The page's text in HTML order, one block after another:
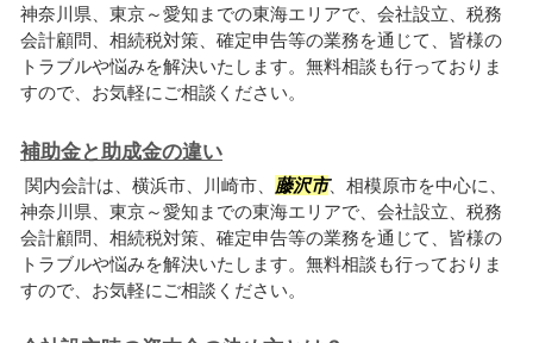
神奈川県、東京～愛知までの東海エリアで、会社設立、税務
会計顧問、相続税対策、確定申告等の業務を通じて、皆様の
トラブルや悩みを解決いたします。無料相談も行っておりま
すので、お気軽にご相談ください。
補助金と助成金の違い
関内会計は、横浜市、川崎市、 藤沢市、相模原市を中心に、
神奈川県、東京～愛知までの東海エリアで、会社設立、税務
会計顧問、相続税対策、確定申告等の業務を通じて、皆様の
トラブルや悩みを解決いたします。無料相談も行っておりま
すので、お気軽にご相談ください。